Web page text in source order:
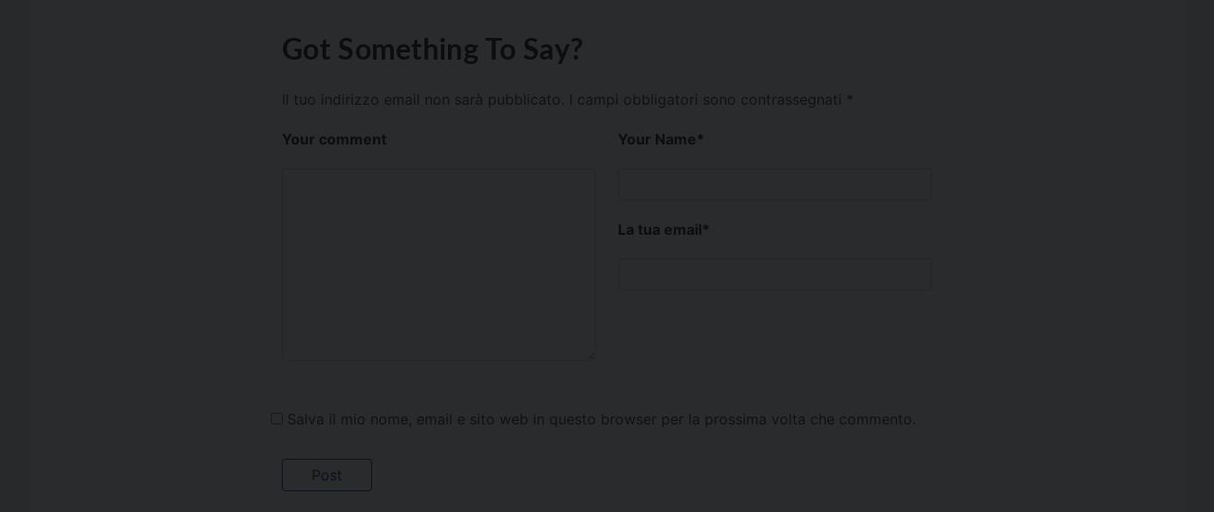
Got Something To Say?
Il tuo indirizzo email non sarà pubblicato. I campi obbligatori sono contrassegnati *
Your comment Your Name*
La tua email*
Salva il mio nome, email e sito web in questo browser per la prossima volta che commento.